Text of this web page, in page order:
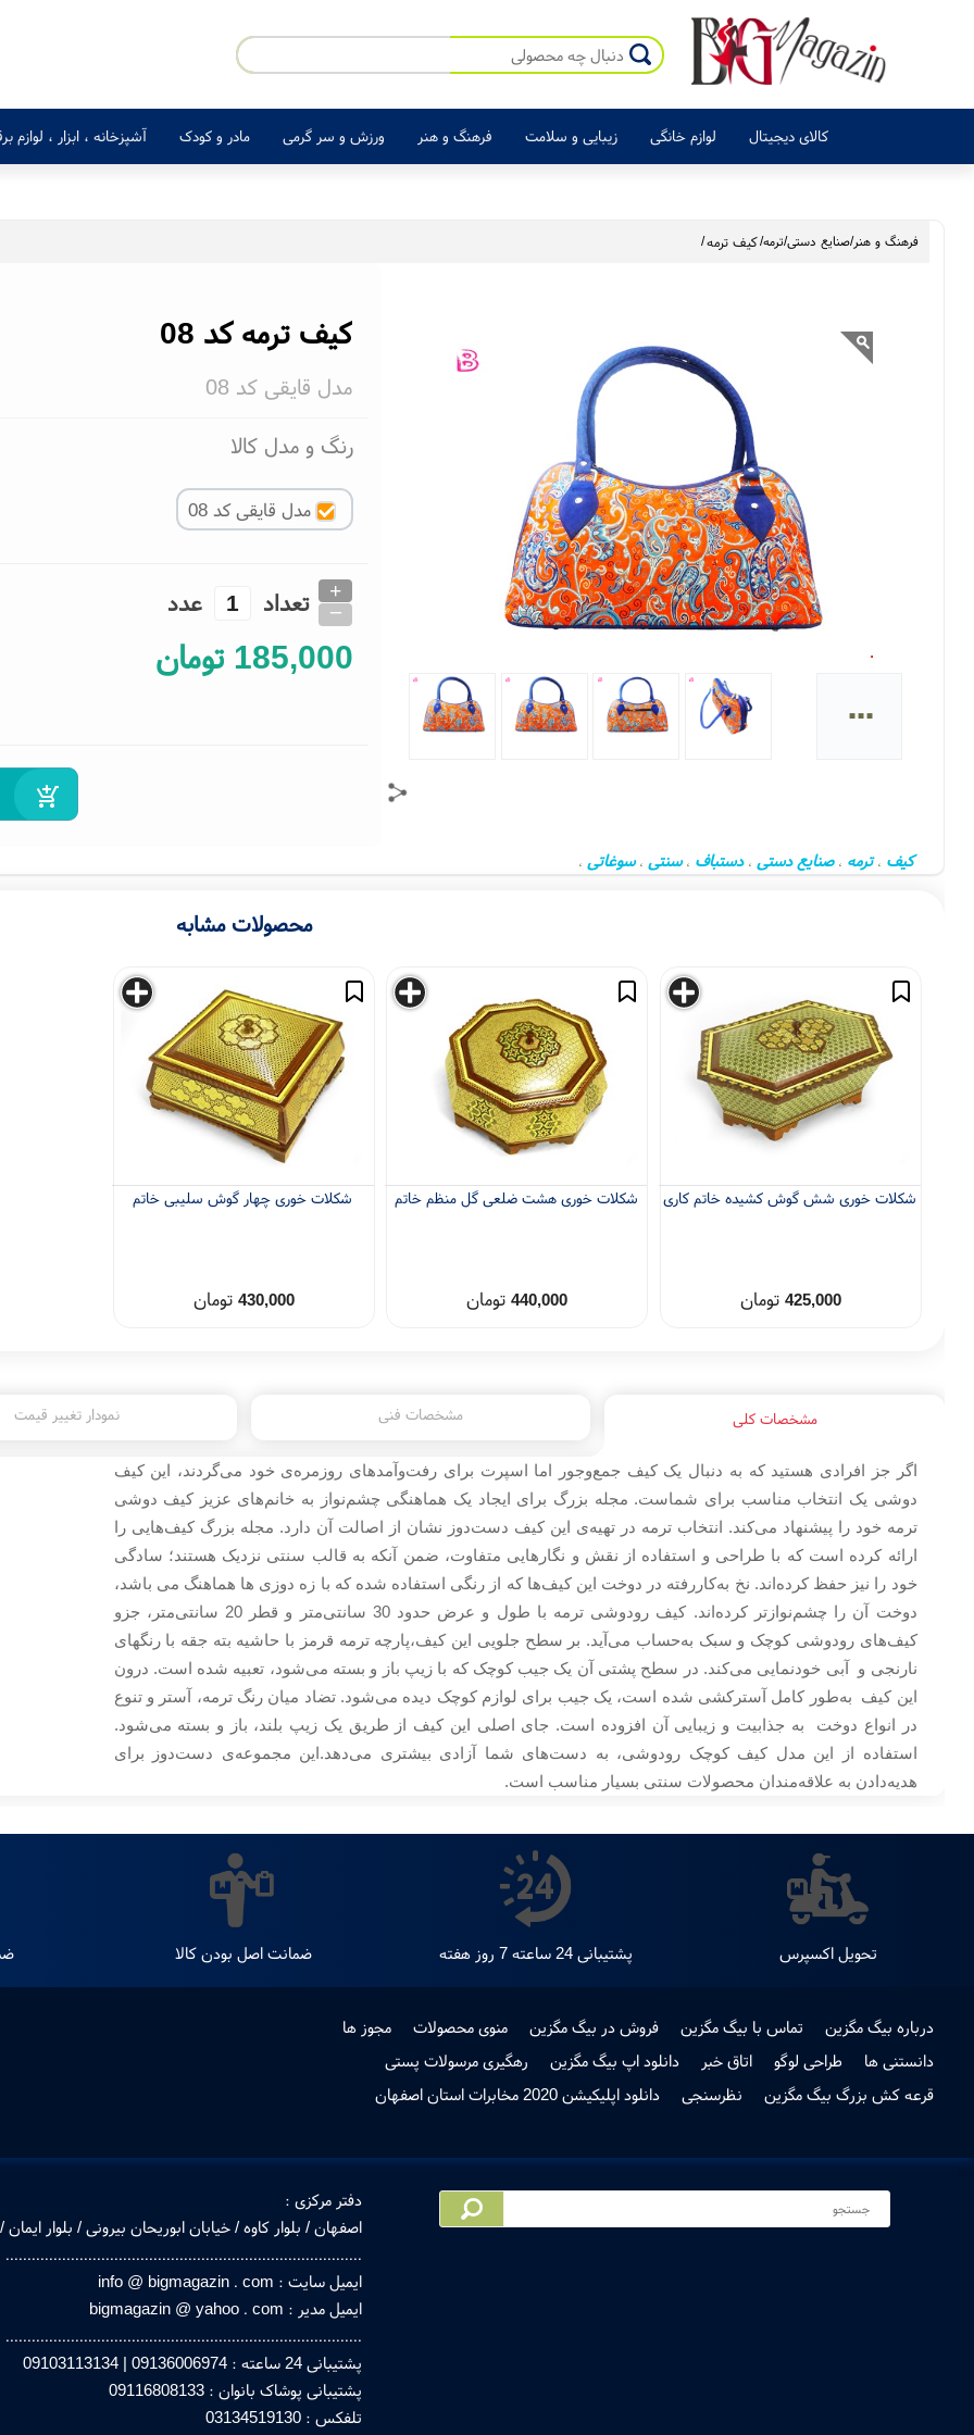
کالای دیجیتال لوازم خانگی زیبایی و سلامت فرهنگ و هنر ورزش و سر گرمی مادر و کودک آشپزخانه ، ابزار ، لوازم
فرهنگ و هنر/صنایع دستی/ترمه/کیف ترمه/
...
کیف ترمه کد 08
مدل قایقی کد 08
رنگ و مدل کالا
مدل قایقی کد 08
تعداد +
_ عدد
185,000 تومان
کیف ،ترمه ، صنایع دستی ، دستباف ،سنتی ،سوغاتی ،
محصولات مشابه
شکلات خوری شش گوش کشیده خاتم کاری
425,000 تومان
شکلات خوری هشت ضلعی گل منظم خاتم
440,000تومان
شکلات خوری چهار گوش سلیبی خاتم
430,000 تومان
مشخصات کلی مشخصات فنی نمودار تغییر قیمت
اگر جز افرادی هستید که به دنبال یک کیف جمع‌وجور اما اسپرت برای رفت‌و‌آمدهای روزمره‌ی خود می‌گردند، این کیف
دوشی یک انتخاب مناسب برای شماست. مجله بزرگ برای ایجاد یک هماهنگی چشم‌نواز به خانم‌های عزیز کیف دوشی
ترمه خود را پیشنهاد می‌کند. انتخاب ترمه در تهیه‌ی این کیف دست‌دوز نشان از اصالت آن دارد. مجله بزرگ کیف‌هایی را
ارائه کرده است که با طراحی و استفاده‌ از نقش و نگار‌هایی متفاوت، ضمن آنکه به قالب سنتی نزدیک هستند؛ سادگی
خود را نیز حفظ کرده‌اند. نخ به‌کاررفته در دوخت این کیف‌ها که از رنگی استفاده شده که با زه دوزی ها هماهنگ می باشد،
دوخت آن را چشم‌نوازتر کرده‌اند. کیف رو‌دوشی ترمه با طول و عرض حدود 30 سانتی‌متر و قطر 20 سانتی‌متر، جزو
کیف‌های رودوشی کوچک و سبک به‌حساب می‌آید. بر سطح جلویی این کیف،پارچه ترمه قرمز با حاشیه بته جقه با رنگهای
نارنجی و آبی خودنمایی می‌کند. در سطح پشتی آن یک جیب کوچک که با زیپ باز و بسته می‌شود، تعبیه شده است. درون
این کیف به‌طور کامل آسترکشی شده است، یک جیب برای لوازم کوچک دیده می‌شود. تضاد میان رنگ ترمه، آستر و تنوع
در انواع دوخت به جذابیت و زیبایی آن افزوده است. جای اصلی این کیف از طریق یک زیپ بلند، باز و بسته می‌شود.
استفاده از این مدل کیف کوچک رودوشی، به دست‌های شما آزادی بیشتری می‌دهد.این مجموعه‌ی دست‌دوز برای
هدیه‌دادن به علاقه‌مندان محصولات سنتی بسیار مناسب است.
تحویل اکسپرس پشتیبانی 24 ساعته 7 روز هفته ضمانت اصل بودن کالا
درباره بیگ مگزین تماس با بیگ مگزین فروش در بیگ مگزین منوی محصولات
مجوز ها
دانستنی ها
طراحی لوگو اتاق خبر دانلود اپ بیگ مگزین
رهگیری مرسولات پستی
قرعه کش بزرگ بیگ مگزین
نظرسنجی دانلود اپلیکیشن 2020 مخابرات استان اصفهان
دفتر مرکزی :
اصفهان / بلوار کاوه / خیابان ابوریحان بیرونی / بلوار ایمان / خیابان
..................................................................................
ایمیل سایت : info @ bigmagazin . com
ایمیل مدیر : bigmagazin @ yahoo . com
..................................................................................
پشتیبانی 24 ساعته : 09136006974 | 09103113134
پشتیبانی پوشاک بانوان : 09116808133
تلفکس : 03134519130